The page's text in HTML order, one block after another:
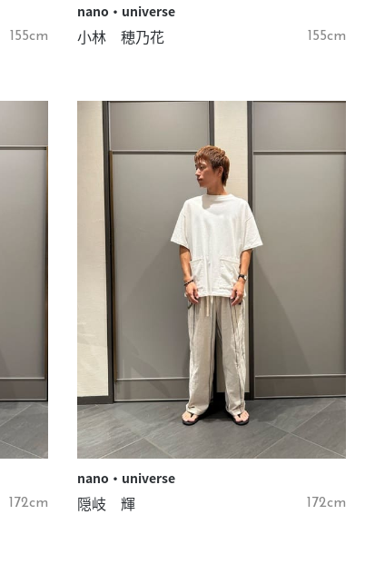
155cm
nano・universe
小林 穂乃花 155cm
172cm
nano・universe
隠岐 輝 172cm